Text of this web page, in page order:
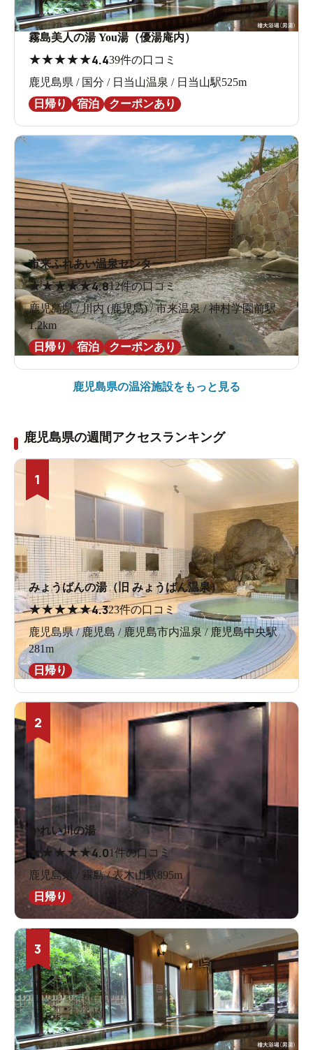
霧島美人の湯 You湯（優湯庵内）
★★★★★4.439件の口コミ
鹿児島県 / 国分 / 日当山温泉 / 日当山駅525m
日帰り
宿泊 クーポンあり
市来ふれあい温泉センター
★★★★★4.812件の口コミ
鹿児島県 / 川内 (鹿児島) / 市来温泉 / 神村学園前駅
1.2km
日帰り
宿泊 クーポンあり
鹿児島県の温浴施設をもっと見る
鹿児島県の週間アクセスランキング
1
みょうばんの湯（旧 みょうばん温泉）
★★★★★4.323件の口コミ
鹿児島県 / 鹿児島 / 鹿児島市内温泉 / 鹿児島中央駅
281m
日帰り
2
かれい川の湯
★★★★★4.01件の口コミ
鹿児島県 / 霧島 / 表木山駅895m
日帰り
3